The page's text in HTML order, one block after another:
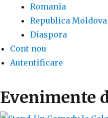
Romania
Republica Moldova
Diaspora
Cont nou
Autentificare
Evenimente